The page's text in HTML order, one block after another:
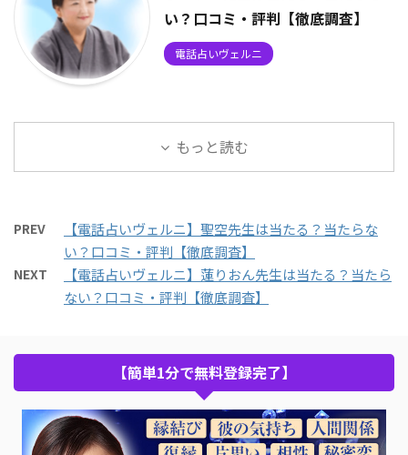
い？口コミ・評判【徹底調査】
電話占いヴェルニ
もっと読む
PREV
【電話占いヴェルニ】聖空先生は当たる？当たらな
い？口コミ・評判【徹底調査】
NEXT
【電話占いヴェルニ】蓮りおん先生は当たる？当たら
ない？口コミ・評判【徹底調査】
【簡単1分で無料登録完了】